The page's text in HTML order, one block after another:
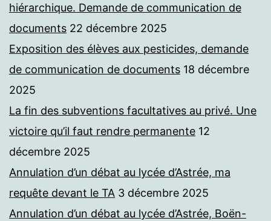
hiérarchique. Demande de communication de
documents 22 décembre 2025
Exposition des élèves aux pesticides, demande
de communication de documents 18 décembre
2025
La fin des subventions facultatives au privé. Une
victoire qu’il faut rendre permanente 12
décembre 2025
Annulation d’un débat au lycée d’Astrée, ma
requête devant le TA 3 décembre 2025
Annulation d’un débat au lycée d’Astrée, Boën-